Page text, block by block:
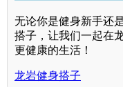
无论你是健身新手还
搭子，让我们一起在
更健康的生活！
龙岩健身搭子